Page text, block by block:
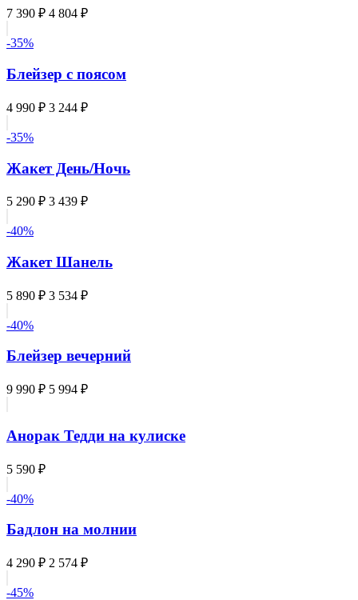
7 390 ₽ 4 804 ₽
-35%
Блейзер с поясом
4 990 ₽ 3 244 ₽
-35%
Жакет День/Ночь
5 290 ₽ 3 439 ₽
-40%
Жакет Шанель
5 890 ₽ 3 534 ₽
-40%
Блейзер вечерний
9 990 ₽ 5 994 ₽
Анорак Тедди на кулиске
5 590 ₽
-40%
Бадлон на молнии
4 290 ₽ 2 574 ₽
-45%